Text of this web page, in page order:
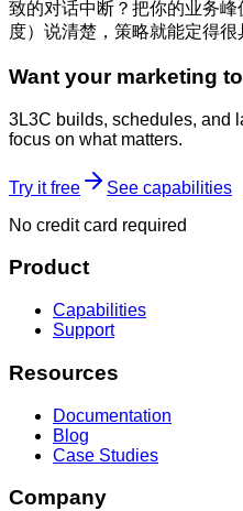
致的对话中断？把你的业务
度）说清楚，策略就能定得很
Want your marketing
3L3C builds, schedules, and
focus on what matters.
Try it free
See capabilities
No credit card required
Product
Capabilities
Support
Resources
Documentation
Blog
Case Studies
Company